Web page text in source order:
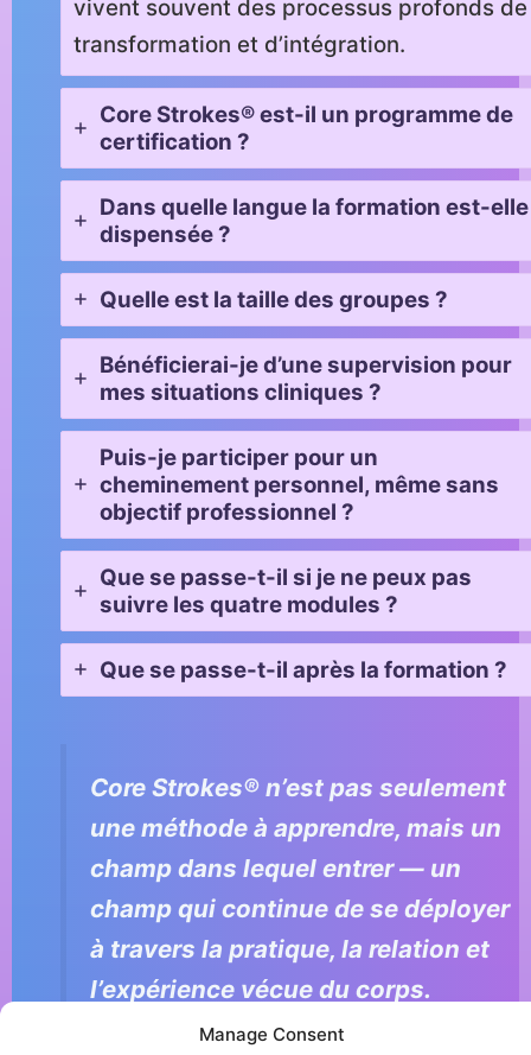
Manage Consent
vivent souvent des processus profonds de
transformation et d’intégration.
Core Strokes® est-il un programme de
certification ?
Dans quelle langue la formation est-elle
dispensée ?
Quelle est la taille des groupes ?
Bénéficierai-je d’une supervision pour
mes situations cliniques ?
Puis-je participer pour un
cheminement personnel, même sans
objectif professionnel ?
Que se passe-t-il si je ne peux pas
suivre les quatre modules ?
Que se passe-t-il après la formation ?
Core Strokes® n’est pas seulement
une méthode à apprendre, mais un
champ dans lequel entrer — un
champ qui continue de se déployer
à travers la pratique, la relation et
l’expérience vécue du corps.